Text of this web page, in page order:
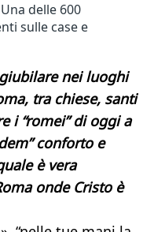
delle 600
sulle case e
nei luoghi
tra chiese, santi
i “romei” di oggi a
conforto e
è vera
onde Cristo è